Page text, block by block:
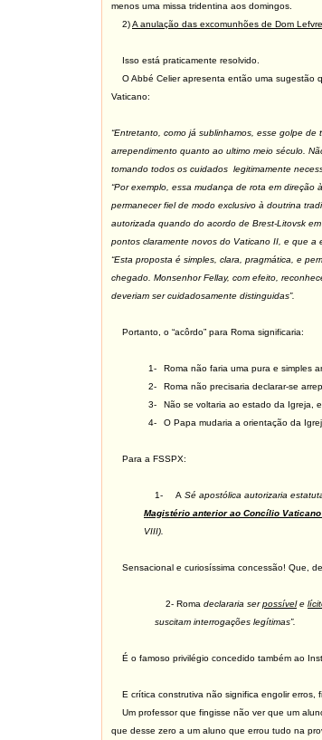
menos uma missa tridentina aos domingos.
2)A anulação das excomunhões de Dom
Isso está praticamente resolvido.
O Abbé Celier apresenta então uma sugestão
Vaticano:
“Entretanto, como já sublinhamos, esse golpe
arrependimento quanto ao ultimo meio século.
tomando todos os cuidados legitimamente
“Por exemplo, essa mudança de rota em
permanecer fiel de modo exclusivo à doutrina
autorizada quando do acordo de Brest-Litovsk
pontos claramente novos do Vaticano II, e que a
“Esta proposta é simples, clara, pragmática, e
chegado. Monsenhor Fellay, com efeito,
deveriam ser cuidadosamente distinguidas”.
Portanto, o “acôrdo” para Roma significaria:
1-
Roma não faria uma pura e simples
2-
Roma não precisaria declarar-se
3-
Não se voltaria ao estado da Igreja,
4-
O Papa mudaria a orientação da
Para a FSSPX:
1- A Sé apostólica autorizaria
Magistério anterior ao Concílio
VIII).
Sensacional e curiosíssima concessão! Que,
2- Roma declararia serpossívele
suscitam interrogações legítimas”.
É o famoso privilégio concedido também ao
E crítica construtiva não significa engolir erros,
Um professor que fingisse não ver que um
que desse zero a um aluno que errou tudo na